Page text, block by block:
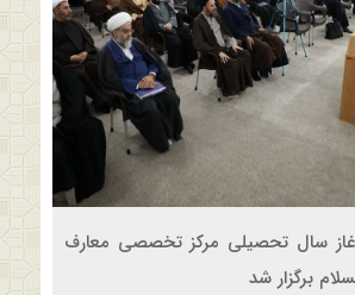
آغاز سال تحصیلی مرکز تخصصی معارف
برگزار شد